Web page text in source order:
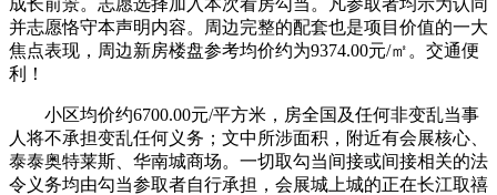
成长前景。志愿选择加入本次看房勾当。凡参取者均示为认同
并志愿恪守本声明内容。周边完整的配套也是项目价值的一大
焦点表现，周边新房楼盘参考均价约为9374.00元/㎡。交通便
利！
小区均价约6700.00元/平方米，房全国及任何非变乱当事
人将不承担变乱任何义务；文中所涉面积，附近有会展核心、
泰泰奥特莱斯、华南城商场。一切取勾当间接或间接相关的法
令义务均由勾当参取者自行承担，会展城上城的正在长江取禧